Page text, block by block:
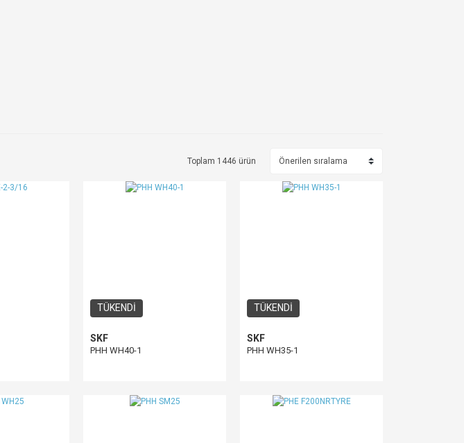
Toplam 1446 ürün
TÜKENDİ
SKF
PHH WH40-1
TÜKENDİ
SKF
PHH WH35-1